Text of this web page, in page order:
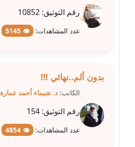
مدونة طه عبد الوهاب
عاملة
مدونة عبد الحميد ابراهيم
مدونة عبد الرحمن محمد
عاملة
رقم التوثيق: 10852
عدد المشاهدات: 👁 5145
بدون ألم..نهائي !!!
الكاتب: د. شيماء أحمد عمارة
رقم التوثيق: 154
عدد المشاهدات: 👁 4854